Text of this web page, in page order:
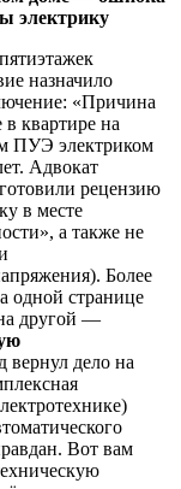
электрику
назначило
«Причина
квартире на
ПУЭ электриком
Адвокат
рецензию
в месте
а также не
Более
одной странице
другой —
вернул дело на
Вот вам